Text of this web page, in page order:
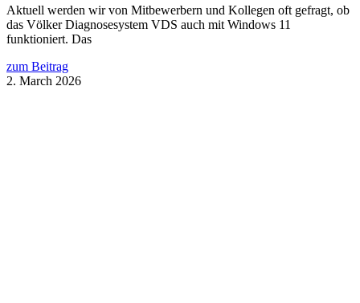
Aktuell werden wir von Mitbewerbern und Kollegen oft gefragt, ob
das Völker Diagnosesystem VDS auch mit Windows 11
funktioniert. Das
zum Beitrag
2. March 2026